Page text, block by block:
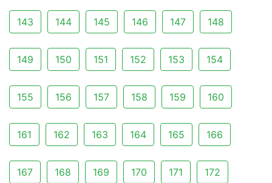
143 144 145 146 147 148
149 150 151 152 153 154
155 156 157 158 159 160
161 162 163 164 165 166
167 168 169 170 171 172